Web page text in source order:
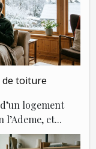
de toiture
logement
et...